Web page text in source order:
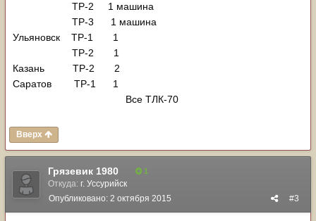
ТР-2 1 машина
ТР-3 1 машина
Ульяновск ТР-1 1
ТР-2 1
Казань ТР-2 2
Саратов ТР-1 1
Все ТЛК-70
Вверх
Грязевик 1980 1
Откуда: г. Уссурийск
#3
Опубликовано: 2 октября 2015